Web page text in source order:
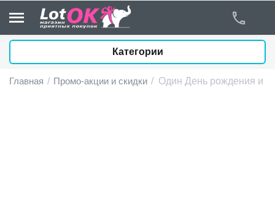
Категории
Главная / Промо-акции и скидки / Один День рождения и 7